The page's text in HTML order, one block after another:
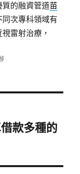
的融資管道苗
次專科領域有
雷射治療，
款多種的